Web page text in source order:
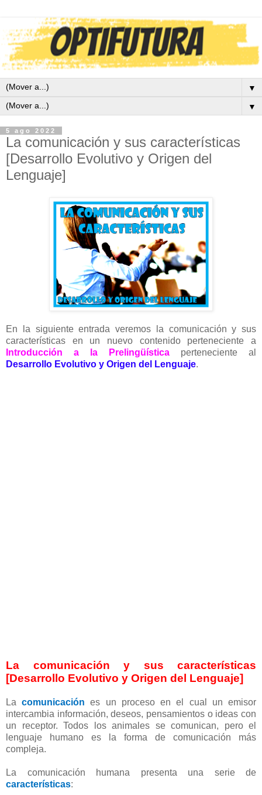
▼
▼
5 ago 2022
La comunicación y sus características
[Desarrollo Evolutivo y Origen del
Lenguaje]
En la siguiente entrada veremos la comunicación y sus
características en un nuevo contenido perteneciente a
Introducción a la Prelingüística perteneciente al
Desarrollo Evolutivo y Origen del Lenguaje.
La comunicación y sus características
[Desarrollo Evolutivo y Origen del Lenguaje]
Lacomunicación es un proceso en el cual un emisor
intercambia información, deseos, pensamientos o ideas con
un receptor. Todos los animales se comunican, pero el
lenguaje humano es la forma de comunicación más
compleja.
La comunicación humana presenta una serie de
características: